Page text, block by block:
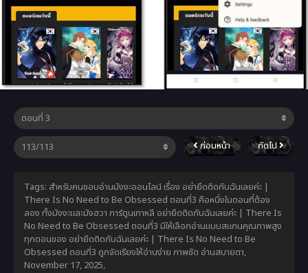
ก่อนหน้า ถัดไป
Tags: สำหรับคนชอบอ่านมังงะออนไลน์ เรื่อง อย่ายึดติดกับฉันเลยค่ะ |
There Is No Need to Be Obsessed ตอนที่3 คือหนึ่งในตอนที่ต้อง
ลอง ทั้งมังงะและมังฮวา การ์ตูนเกาหลี อย่ายึดติดกับฉันเลยค่ะ | There Is
No Need to Be Obsessed ตอนที่3 มีให้เลือกอ่านแบบสแกนคุณภาพสูง
ทุกตอนของ อย่ายึดติดกับฉันเลยค่ะ | There Is No Need to Be
Obsessed ตอนที่3 ถูกจัดเรียงให้อ่านง่าย ภาพชัด อ่านสบายตา,
November 17, 2025,